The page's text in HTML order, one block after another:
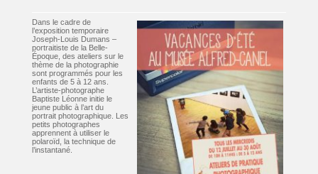
Dans le cadre de
l’exposition temporaire
Joseph-Louis Dumans –
portraitiste de la Belle-
Époque, des ateliers sur le
thème de la photographie
sont programmés pour les
enfants de 5 à 12 ans.
L’artiste-photographe
Baptiste Léonne initie le
jeune public à l’art du
portrait photographique. Les
petits photographes
apprennent à utiliser le
polaroïd, la technique de
l’instantané.